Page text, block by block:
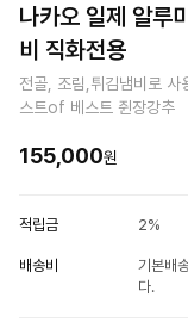
나카오 일제 알루
비 직화전용
전골, 조림,튀김냄비로 사
스트of 베스트 쥔장강추
155,000원
적립금 2%
배송비
기본배
다.